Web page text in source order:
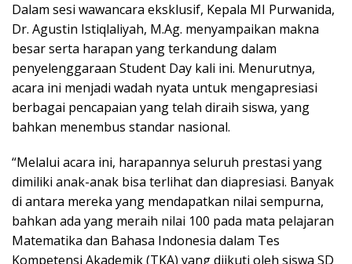
Dalam sesi wawancara eksklusif, Kepala MI Purwanida,
Dr. Agustin Istiqlaliyah, M.Ag. menyampaikan makna
besar serta harapan yang terkandung dalam
penyelenggaraan Student Day kali ini. Menurutnya,
acara ini menjadi wadah nyata untuk mengapresiasi
berbagai pencapaian yang telah diraih siswa, yang
bahkan menembus standar nasional.
“Melalui acara ini, harapannya seluruh prestasi yang
dimiliki anak-anak bisa terlihat dan diapresiasi. Banyak
di antara mereka yang mendapatkan nilai sempurna,
bahkan ada yang meraih nilai 100 pada mata pelajaran
Matematika dan Bahasa Indonesia dalam Tes
Kompetensi Akademik (TKA) yang diikuti oleh siswa SD